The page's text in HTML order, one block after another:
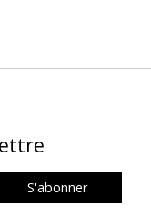
S'abonner